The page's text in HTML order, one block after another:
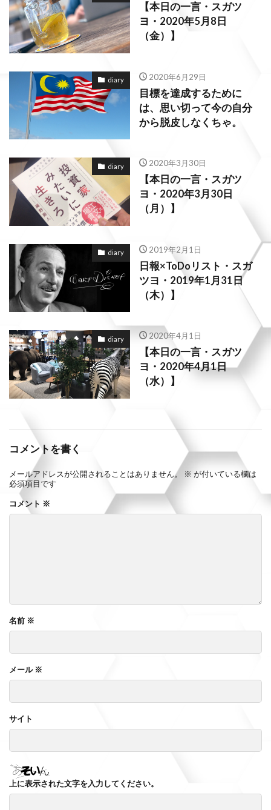
【本日の一言・スガツ
ヨ・2020年5月8日
（金）】
diary 2020年6月29日
目標を達成するために
は、思い切って今の自分
から脱皮しなくちゃ。
diary 2020年3月30日
【本日の一言・スガツ
ヨ・2020年3月30日
（月）】
diary 2019年2月1日
日報×ToDoリスト・スガ
ツヨ・2019年1月31日
（木）】
diary 2020年4月1日
【本日の一言・スガツ
ヨ・2020年4月1日
（水）】
コメントを書く
メールアドレスが公開されることはありません。 ※ が付いている欄は
必須項目です
コメント ※
名前 ※
メール ※
サイト
上に表示された文字を入力してください。